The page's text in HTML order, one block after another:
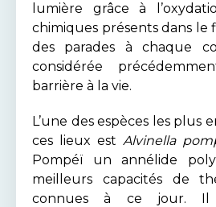
lumière grâce à
chimiques présents dans
des parades à chaque
considérée
barrière à la vie.
L’une des espèces les plus
ces lieux est Alvinella
Pompéï un annélide
meilleurs capacités de
connues à ce jour.